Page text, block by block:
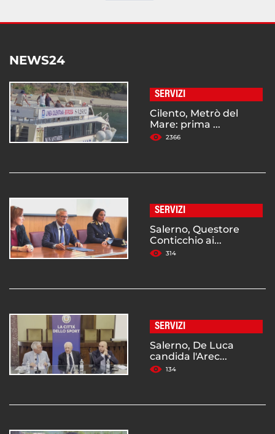
NEWS24
SERVIZI
Cilento, Metrò del
Mare: prima ...
2366
SERVIZI
Salerno, Questore
Conticchio ai...
314
SERVIZI
Salerno, De Luca
candida l'Arec...
134